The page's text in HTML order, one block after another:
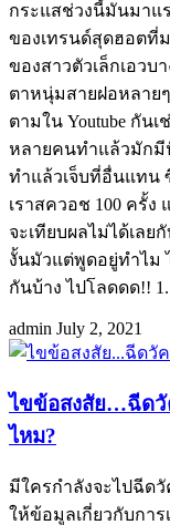
กระแสช่วงนี้มันมาแ
ของเทรนด์สุดฮอตที่
ของสาวตัวเล็กเอวบ
ตาหนุ่มสายฝอหลา
ตามใน Youtube กัน
หลายคนทำแล้วมักมี
ทำแล้วเจ็บที่อื่นแทน
เราสควอช 100 ครั้
จะเทียบผลไม่ได้เลย
งั้นมัวแต่พูดอยู่ทำไม
กันบ้าง ไปโลดดด!! 1.
admin July 2, 2021
ไขข้อสงสัย…ฉีดวั
ไหม?
มีใครกำลังจะไปฉีด
ให้ข้อมูลเกี่ยวกับกา